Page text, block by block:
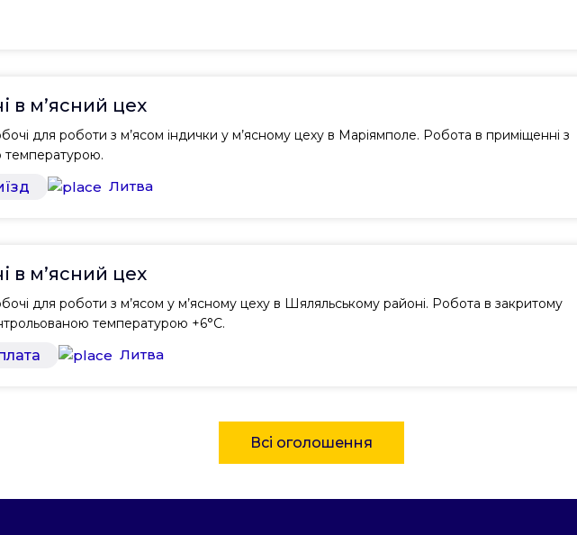
в м’ясний цех
для роботи з м’ясом індички у м’ясному цеху в Маріямполе. Робота в приміщенні з
температурою.
Литва
в м’ясний цех
для роботи з м’ясом у м’ясному цеху в Шяляльському районі. Робота в закритому
температурою +6°C.
Литва
Всі оголошення